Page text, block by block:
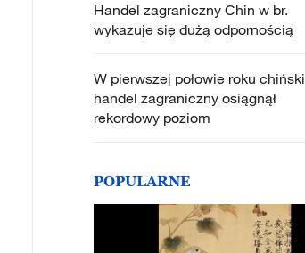
Handel zagraniczny Chin w br.
wykazuje się dużą odpornością
W pierwszej połowie roku chiński
handel zagraniczny osiągnął
rekordowy poziom
POPULARNE